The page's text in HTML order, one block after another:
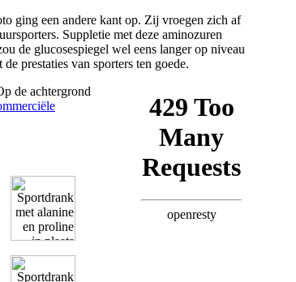
ging een andere kant op. Zij vroegen zich af
Suppletie met deze aminozuren
de glucosespiegel wel eens langer op niveau
prestaties van sporters ten goede.
de achtergrond